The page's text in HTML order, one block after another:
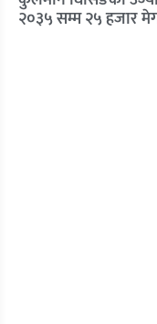
२०३५ सम्म २५ हजार